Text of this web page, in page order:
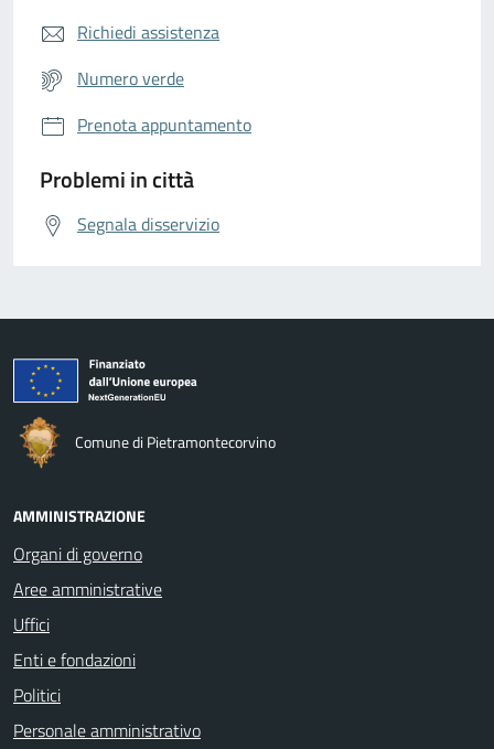
Richiedi assistenza
Numero verde
Prenota appuntamento
Problemi in città
Segnala disservizio
Comune di Pietramontecorvino
AMMINISTRAZIONE
Organi di governo
Aree amministrative
Uffici
Enti e fondazioni
Politici
Personale amministrativo